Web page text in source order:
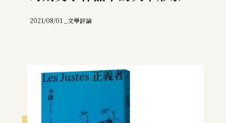
2021/08/01 _ 文學評論